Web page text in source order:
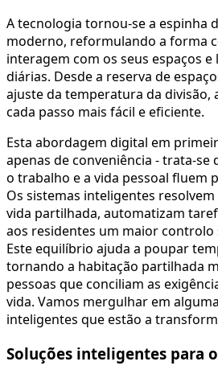
A tecnologia tornou-se a espinha
moderno, reformulando a forma
interagem com os seus espaços
diárias. Desde a reserva de
ajuste da temperatura da divisão,
cada passo mais fácil e eficiente.
Esta abordagem digital em
apenas de conveniência - trata-se
o trabalho e a vida pessoal fluem
Os sistemas inteligentes
vida partilhada, automatizam
aos residentes um maior controlo
Este equilíbrio ajuda a poupar
tornando a habitação partilhada
pessoas que conciliam as
vida. Vamos mergulhar em
inteligentes que estão a
Soluções inteligentes para